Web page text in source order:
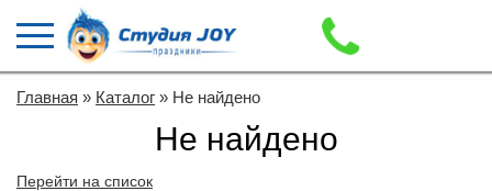
Главная » Каталог » Не найдено
Не найдено
Перейти на список